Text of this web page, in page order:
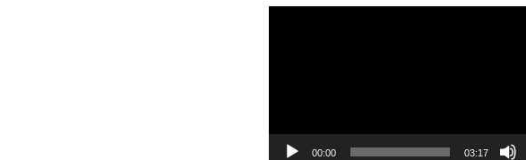
00:00 03:17